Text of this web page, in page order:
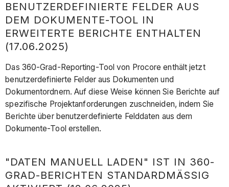
BENUTZERDEFINIERTE FELDER AUS
DEM DOKUMENTE-TOOL IN
ERWEITERTE BERICHTE ENTHALTEN
(17.06.2025)
Das 360-Grad-Reporting-Tool von Procore enthält jetzt
benutzerdefinierte Felder aus Dokumenten und
Dokumentordnern. Auf diese Weise können Sie Berichte auf
spezifische Projektanforderungen zuschneiden, indem Sie
Berichte über benutzerdefinierte Felddaten aus dem
Dokumente-Tool erstellen.
"DATEN MANUELL LADEN" IST IN 360-
GRAD-BERICHTEN STANDARDMÄSSIG A